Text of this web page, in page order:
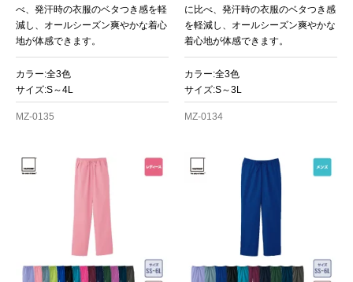
べ、発汗時の衣服のベタつき感を軽
減し、オールシーズン爽やかな着心
地が体感できます。
カラー:全3色
サイズ:S～4L
MZ-0135
に比べ、発汗時の衣服のベタつき感
を軽減し、オールシーズン爽やかな
着心地が体感できます。
カラー:全3色
サイズ:S～3L
MZ-0134